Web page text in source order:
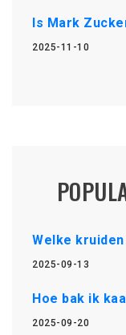
Is Mark
2025-11-10
Welke
2025-09-13
Hoe bak ik
2025-09-20